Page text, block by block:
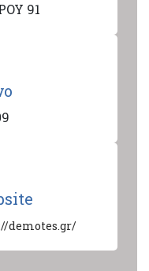
91
demotes.gr/